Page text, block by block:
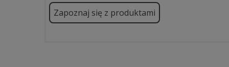
Zapoznaj się z produktami